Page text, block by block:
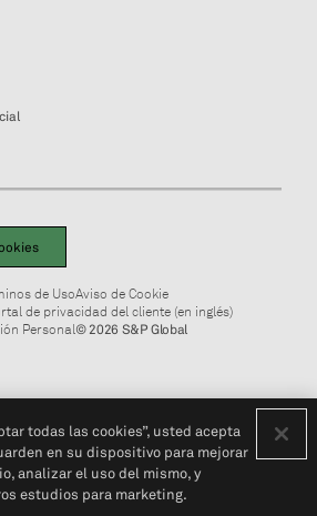
de UsoAviso de Cookie
de privacidad del cliente (en inglés)
Personal© 2026 S&P Global
todas las cookies”, usted acepta
en su dispositivo para mejorar
analizar el uso del mismo, y
estudios para marketing.